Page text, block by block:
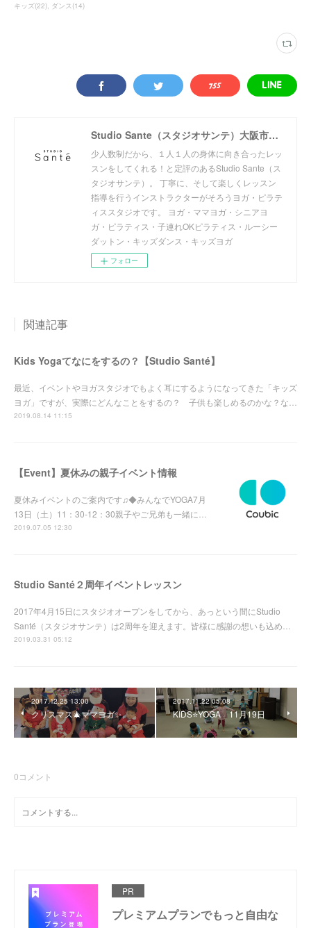
キッズ(22) ダンス(14)
Studio Sante（スタジオサンテ）大阪市阿倍野区北畠のヨガ・ピラティススタジオ
少人数制だから、１人１人の身体に向き合ったレッ
スンをしてくれる！と定評のあるStudio Sante（ス
タジオサンテ）。 丁寧に、そして楽しくレッスン
指導を行うインストラクターがそろうヨガ・ピラテ
ィススタジオです。 ヨガ・ママヨガ・シニアヨ
ガ・ピラティス・子連れOKピラティス・ルーシー
ダットン・キッズダンス・キッズヨガ
フォロー
関連記事
Kids Yogaてなにをするの？【Studio Santé】
最近、イベントやヨガスタジオでもよく耳にするようになってきた「キッズ
ヨガ」ですが、実際にどんなことをするの？ 子供も楽しめるのかな？な…
2019.08.14 11:15
【Event】夏休みの親子イベント情報
夏休みイベントのご案内です♫◆みんなでYOGA7月
13日（土）11：30-12：30親子やご兄弟も一緒に…
2019.07.05 12:30
Studio Santé２周年イベントレッスン
2017年4月15日にスタジオオープンをしてから、あっという間にStudio
Santé（スタジオサンテ）は2周年を迎えます。皆様に感謝の想いも込め…
2019.03.31 05:12
2017.12.25 13:00
クリスマス🎄ママヨガ✨
2017.11.22 05:08
KIDS⭐YOGA 11月19日
0コメント
PR
プレミアムプランでもっと自由な